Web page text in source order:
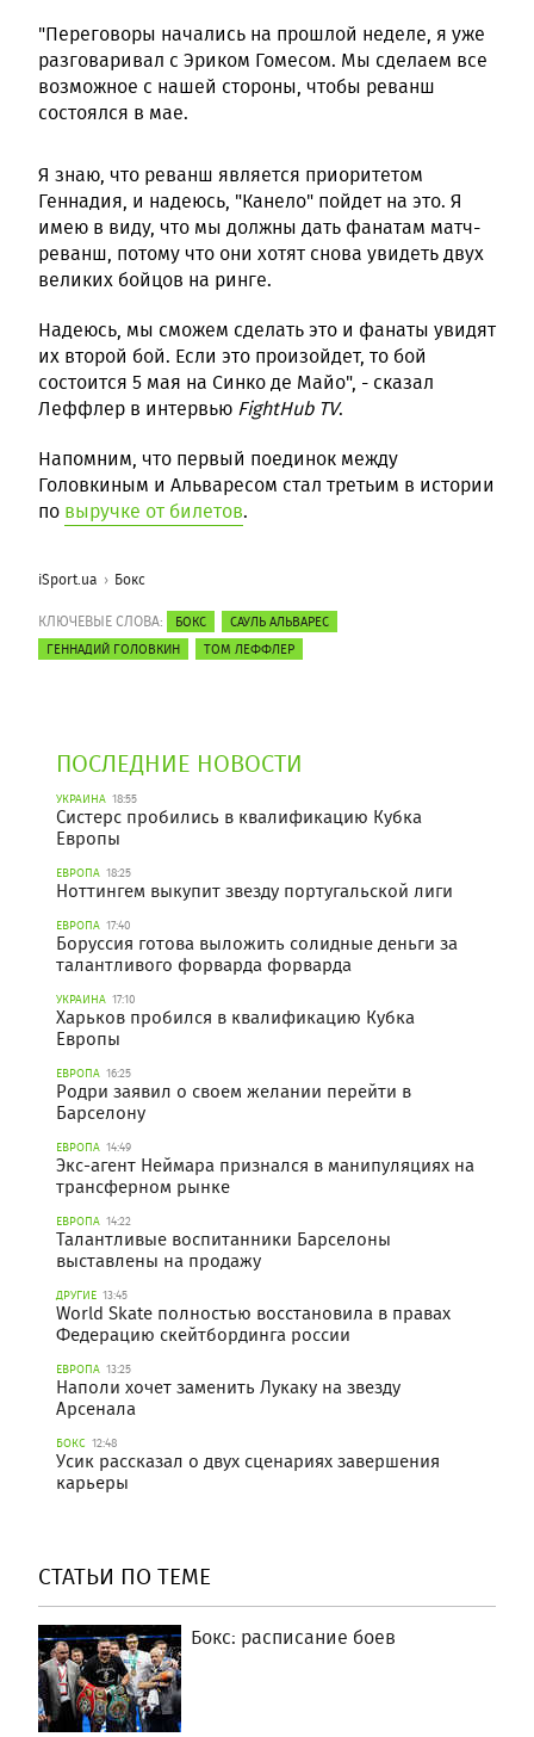
"Переговоры начались на прошлой неделе, я уже
разговаривал с Эриком Гомесом. Мы сделаем все
возможное с нашей стороны, чтобы реванш
состоялся в мае.
Я знаю, что реванш является приоритетом
Геннадия, и надеюсь, "Канело" пойдет на это. Я
имею в виду, что мы должны дать фанатам матч-
реванш, потому что они хотят снова увидеть двух
великих бойцов на ринге.
Надеюсь, мы сможем сделать это и фанаты увидят
их второй бой. Если это произойдет, то бой
состоится 5 мая на Синко де Майо", - сказал
Леффлер в интервью FightHub TV.
Напомним, что первый поединок между
Головкиным и Альваресом стал третьим в истории
по выручке от билетов.
iSport.ua Бокс
КЛЮЧЕВЫЕ СЛОВА: БОКС
САУЛЬ АЛЬВАРЕС
ГЕННАДИЙ ГОЛОВКИН
ТОМ ЛЕФФЛЕР
ПОСЛЕДНИЕ НОВОСТИ
УКРАИНА 18:55
Систерс пробились в квалификацию Кубка
Европы
ЕВРОПА 18:25
Ноттингем выкупит звезду португальской лиги
ЕВРОПА 17:40
Боруссия готова выложить солидные деньги за
талантливого форварда форварда
УКРАИНА 17:10
Харьков пробился в квалификацию Кубка
Европы
ЕВРОПА 16:25
Родри заявил о своем желании перейти в
Барселону
ЕВРОПА 14:49
Экс-агент Неймара признался в манипуляциях на
трансферном рынке
ЕВРОПА 14:22
Талантливые воспитанники Барселоны
выставлены на продажу
ДРУГИЕ 13:45
World Skate полностью восстановила в правах
Федерацию скейтбординга россии
ЕВРОПА 13:25
Наполи хочет заменить Лукаку на звезду
Арсенала
БОКС 12:48
Усик рассказал о двух сценариях завершения
карьеры
СТАТЬИ ПО ТЕМЕ
Бокс: расписание боев